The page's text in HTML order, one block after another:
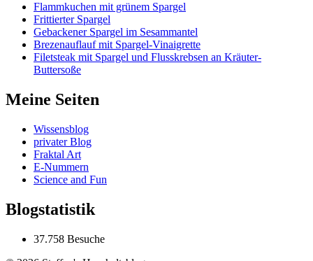
Flammkuchen mit grünem Spargel
Frittierter Spargel
Gebackener Spargel im Sesammantel
Brezenauflauf mit Spargel-Vinaigrette
Filetsteak mit Spargel und Flusskrebsen an Kräuter-
Buttersoße
Meine Seiten
Wissensblog
privater Blog
Fraktal Art
E-Nummern
Science and Fun
Blogstatistik
37.758 Besuche